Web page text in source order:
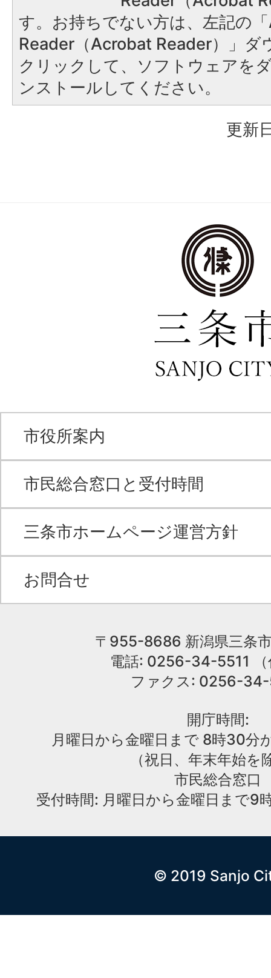
す。お持ちでない方は、左記の
Reader（Acrobat Reader）」ダ
クリックして、ソフトウェアを
ンストールしてください。
更新
市役所案内
市民総合窓口と受付時間
三条市ホームページ運営方針
お問合せ
〒955-8686 新潟県三条
電話: 0256-34-5511
ファクス: 0256-
開庁時間:
月曜日から金曜日まで 8時30分
（祝日、年末年始を
市民総合窓口
受付時間: 月曜日から金曜日まで9
© 2019 Sanjo